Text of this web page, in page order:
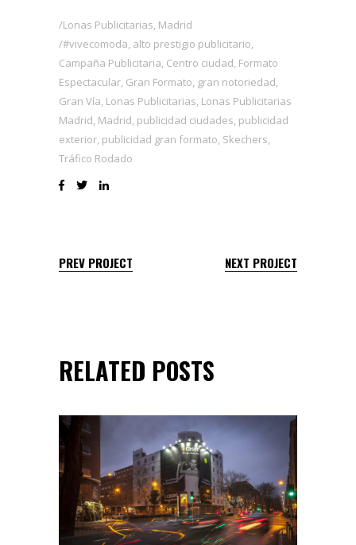
Lonas Publicitarias, Madrid
#vivecomoda, alto prestigio publicitario,
Campaña Publicitaria, Centro ciudad, Formato
Espectacular, Gran Formato, gran notoriedad,
Gran Vía, Lonas Publicitarias, Lonas Publicitarias
Madrid, Madrid, publicidad ciudades, publicidad
exterior, publicidad gran formato, Skechers,
Tráfico Rodado
PREV PROJECT NEXT PROJECT
RELATED POSTS